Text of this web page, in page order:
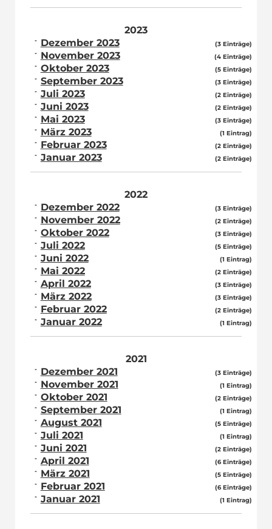
2023
Dezember 2023
(3 Einträge)
November 2023 (4 Einträge)
Oktober 2023 (5 Einträge)
September 2023 (3 Einträge)
Juli 2023 (2 Einträge)
Juni 2023 (2 Einträge)
Mai 2023 (3 Einträge)
März 2023 (1 Eintrag)
Februar 2023 (2 Einträge)
Januar 2023 (2 Einträge)
2022
Dezember 2022
(3 Einträge)
November 2022 (2 Einträge)
Oktober 2022 (3 Einträge)
Juli 2022 (5 Einträge)
Juni 2022 (1 Eintrag)
Mai 2022 (2 Einträge)
April 2022 (3 Einträge)
März 2022 (3 Einträge)
Februar 2022 (2 Einträge)
Januar 2022 (1 Eintrag)
2021
Dezember 2021
(3 Einträge)
November 2021 (1 Eintrag)
Oktober 2021 (2 Einträge)
September 2021 (1 Eintrag)
August 2021 (5 Einträge)
Juli 2021 (1 Eintrag)
Juni 2021 (2 Einträge)
April 2021 (6 Einträge)
März 2021 (5 Einträge)
Februar 2021 (6 Einträge)
Januar 2021 (1 Eintrag)